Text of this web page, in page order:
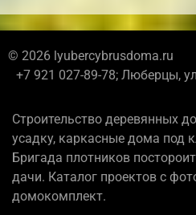
© 2026 lyubercybrusdoma.ru
+7 921 027-89-78; Люберцы,
Строительство деревянных
усадку, каркасные дома под
Бригада плотников
дачи. Каталог проектов с
домокомплект.